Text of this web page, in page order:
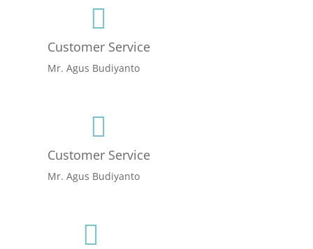

Customer Service
Mr. Agus Budiyanto

Customer Service
Mr. Agus Budiyanto
